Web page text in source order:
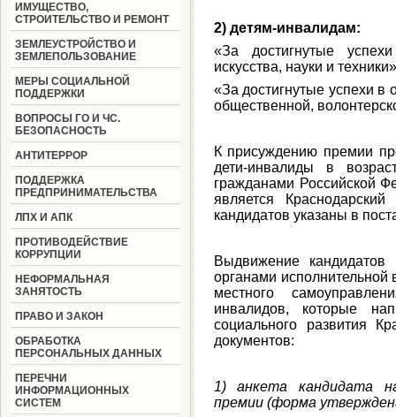
ИМУЩЕСТВО,
СТРОИТЕЛЬСТВО И РЕМОНТ
ЗЕМЛЕУСТРОЙСТВО И
ЗЕМЛЕПОЛЬЗОВАНИЕ
МЕРЫ СОЦИАЛЬНОЙ
ПОДДЕРЖКИ
ВОПРОСЫ ГО И ЧС.
БЕЗОПАСНОСТЬ
АНТИТЕРРОР
ПОДДЕРЖКА
ПРЕДПРИНИМАТЕЛЬСТВА
ЛПХ И АПК
ПРОТИВОДЕЙСТВИЕ
КОРРУПЦИИ
НЕФОРМАЛЬНАЯ
ЗАНЯТОСТЬ
ПРАВО И ЗАКОН
ОБРАБОТКА
ПЕРСОНАЛЬНЫХ ДАННЫХ
ПЕРЕЧНИ
ИНФОРМАЦИОННЫХ
СИСТЕМ
2) детям-инвалидам:
«За достигнутые
искусства, науки и
«За достигнутые успехи в
общественной,
К присуждению премии
дети-инвалиды в
гражданами Российской
является
кандидатов указаны в
Выдвижение кандидатов
органами исполнительной
местного
инвалидов, которые
социального развития
документов:
1) анкета кандидата
премии (форма